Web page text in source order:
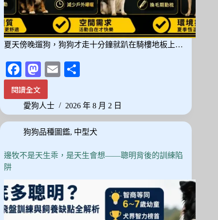
夏天傍晚遛狗，狗狗才走十分鐘就趴在騎樓地板上…
Fa
ce
bo
ok
M
as
to
do
n
E
ail
閱讀全文
台
灣
濕
熱
氣
養
犬
前
先
看
愛狗人士 2026 年 8 月 2 日
狗狗品種圖鑑, 中型犬
邊牧不是天生乖，是天生會想——聰明背後的訓練陷
阱